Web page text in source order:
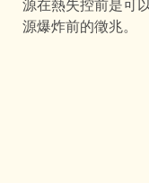
源在熱失控前是可
源爆炸前的徵兆。